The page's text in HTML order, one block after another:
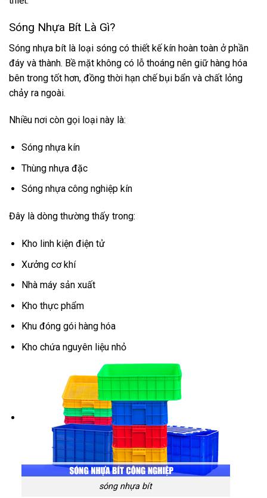
Sóng Nhựa Bít Là Gì?
Sóng nhựa bít là loại sóng có thiết kế kín hoàn toàn ở phần
đáy và thành. Bề mặt không có lỗ thoáng nên giữ hàng hóa
bên trong tốt hơn, đồng thời hạn chế bụi bẩn và chất lỏng
chảy ra ngoài.
Nhiều nơi còn gọi loại này là:
Sóng nhựa kín
Thùng nhựa đặc
Sóng nhựa công nghiệp kín
Đây là dòng thường thấy trong:
Kho linh kiện điện tử
Xưởng cơ khí
Nhà máy sản xuất
Kho thực phẩm
Khu đóng gói hàng hóa
Kho chứa nguyên liệu nhỏ
sóng nhựa bít